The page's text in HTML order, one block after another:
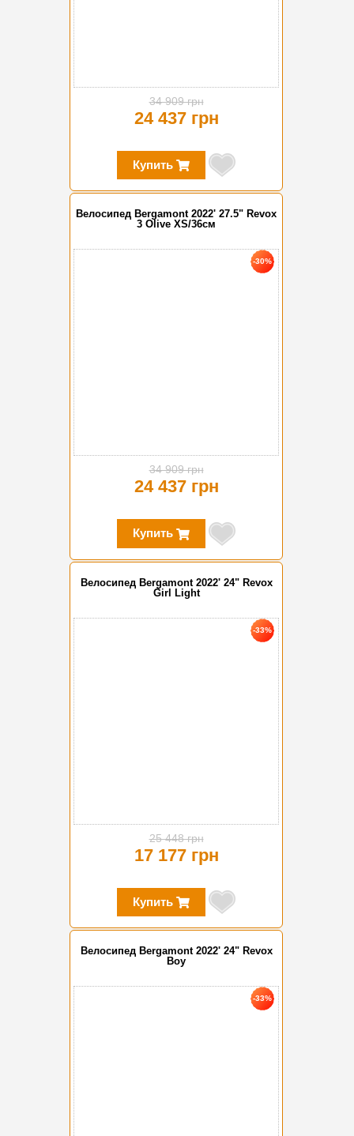
34 909 грн
24 437 грн
Купить
Велосипед Bergamont 2022' 27.5" Revox
3 Olive XS/36см
-30%
34 909 грн
24 437 грн
Купить
Велосипед Bergamont 2022' 24" Revox
Girl Light
-33%
25 448 грн
17 177 грн
Купить
Велосипед Bergamont 2022' 24" Revox
Boy
-33%